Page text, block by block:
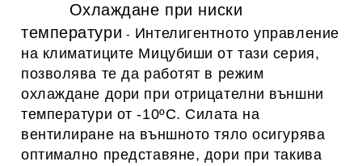
Охлаждане при ниски
температури - Интелигентното управление
на климатиците Мицубиши от тази серия,
позволява те да работят в режим
охлаждане дори при отрицателни външни
температури от -10ºC. Силата на
вентилиране на външното тяло осигурява
оптимално представяне, дори при такива